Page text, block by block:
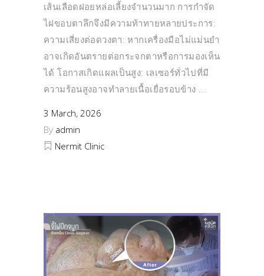
เส้นเลือดฝอยหล่อเลี้ยงจำนวนมาก การกำจัด
ไฝขอบตาลึกจึงมีความท้าทายหลายประการ:
ความเสี่ยงต่อดวงตา: หากเครื่องมือไม่แม่นยำ
อาจเกิดอันตรายต่อกระจกตาหรือการมองเห็น
ได้ โอกาสเกิดแผลเป็นสูง: เลเซอร์ทั่วไปที่มี
ความร้อนสูงอาจทำลายเนื้อเยื่อรอบข้าง
3 March, 2026
By admin
Nermit Clinic